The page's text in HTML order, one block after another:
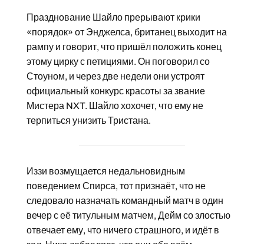
Празднование Шайло прерывают крики
«порядок» от Энджелса, британец выходит на
рампу и говорит, что пришёл положить конец
этому цирку с петициями. Он поговорил со
Стоуном, и через две недели они устроят
официальный конкурс красоты за звание
Мистера NXT. Шайло хохочет, что ему не
терпиться унизить Тристана.
Иззи возмущается недальновидным
поведением Спирса, тот признаёт, что не
следовало назначать командный матч в один
вечер с её титульным матчем, Дейм со злостью
отвечает ему, что ничего страшного, и идёт в